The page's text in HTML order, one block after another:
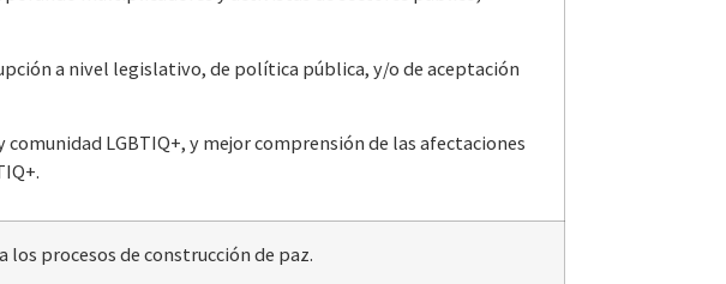
a nivel legislativo, de política pública, y/o de aceptación
LGBTIQ+, y mejor comprensión de las afectaciones
los procesos de construcción de paz.